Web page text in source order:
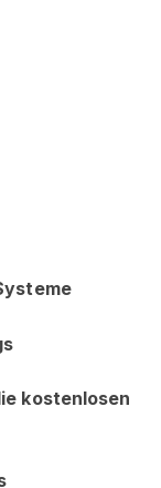
kostenlosen